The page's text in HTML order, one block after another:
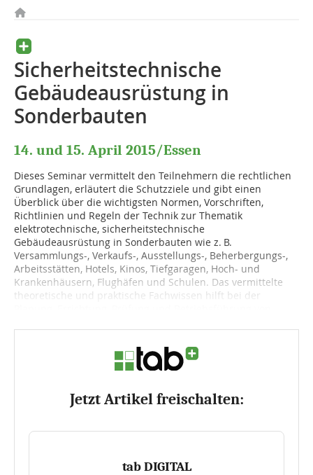
Sicherheitstechnische
Gebäudeausrüstung in
Sonderbauten
14. und 15. April 2015/Essen
Dieses Seminar vermittelt den Teilnehmern die rechtlichen
Grundlagen, erläutert die Schutzziele und gibt einen
Überblick über die wichtigsten Normen, Vorschriften,
Richtlinien und Regeln der Technik zur Thematik
elektrotechnische, sicherheitstechnische
Gebäudeausrüstung in Sonderbauten wie z. B.
Versammlungs-, Verkaufs-, Ausstellungs-, Beherbergungs-,
Arbeitsstätten, Hotels, Kinos, Tiefgaragen, Hoch- und
Krankenhäusern, Flughäfen und Schulen. Das vermittelte
theoretische und praktische Fachwissen hilft bei der
Jetzt Artikel freischalten:
tab DIGITAL